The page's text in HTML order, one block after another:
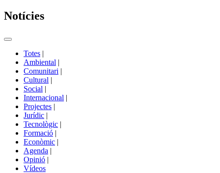
Notícies
Commutador
portals
Totes |
Ambiental |
Comunitari |
Cultural |
Social |
Internacional |
Projectes |
Jurídic |
Tecnològic |
Formació |
Econòmic |
Agenda |
Opinió |
Vídeos